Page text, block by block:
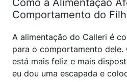
Como a Alimentação
Comportamento do
A alimentação do Calleri é
para o comportamento dele.
está mais feliz e mais
eu dou uma escapada e